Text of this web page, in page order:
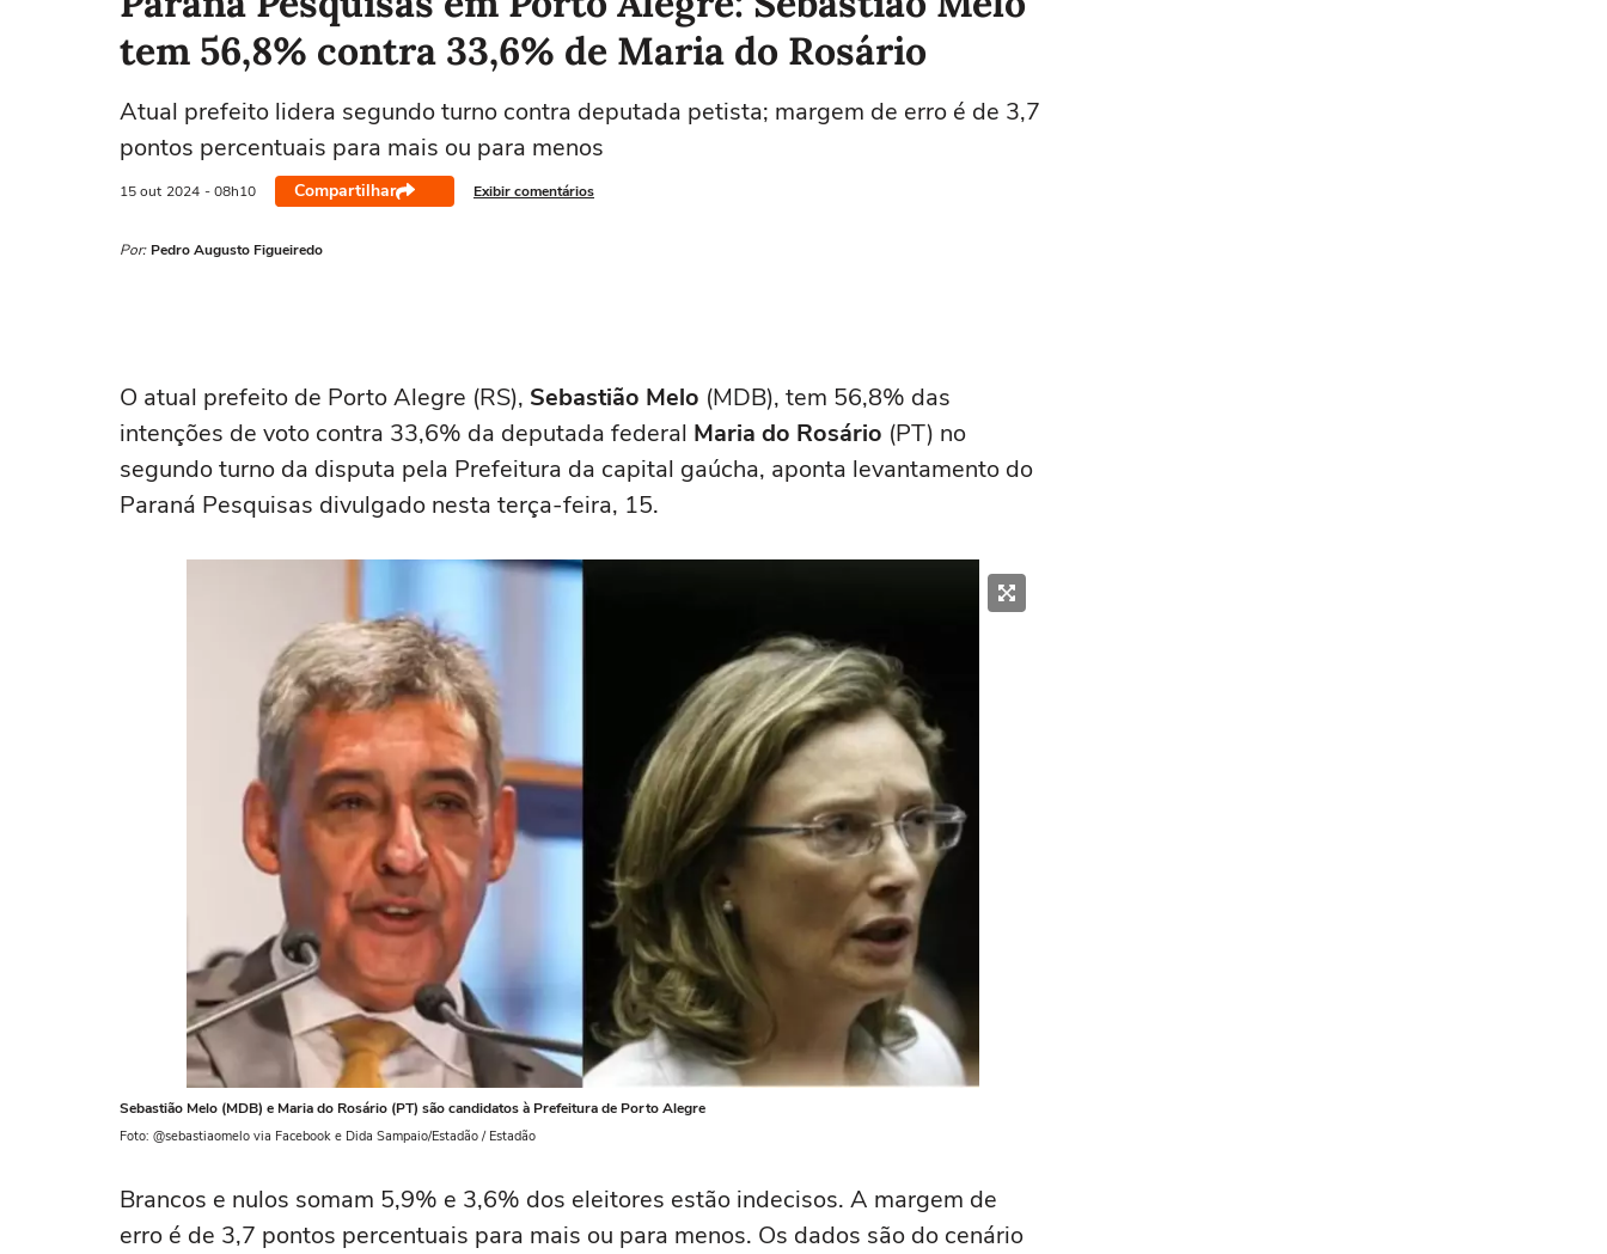
tem 56,8% contra 33,6% de Maria do Rosário
Atual prefeito lidera segundo turno contra deputada petista; margem de erro é de 3,7
pontos percentuais para mais ou para menos
15 out 2024 - 08h10 Compartilhar Exibir comentários
Por: Pedro Augusto Figueiredo
O atual prefeito de Porto Alegre (RS), Sebastião Melo (MDB), tem 56,8% das
intenções de voto contra 33,6% da deputada federal Maria do Rosário (PT) no
segundo turno da disputa pela Prefeitura da capital gaúcha, aponta levantamento do
Paraná Pesquisas divulgado nesta terça-feira, 15.
Sebastião Melo (MDB) e Maria do Rosário (PT) são candidatos à Prefeitura de Porto Alegre
Foto: @sebastiaomelo via Facebook e Dida Sampaio/Estadão / Estadão
Brancos e nulos somam 5,9% e 3,6% dos eleitores estão indecisos. A margem de
erro é de 3,7 pontos percentuais para mais ou para menos. Os dados são do cenário